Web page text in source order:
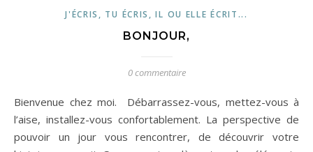
J'ÉCRIS, TU ÉCRIS, IL OU ELLE ÉCRIT...
BONJOUR,
0 commentaire
Bienvenue chez moi. Débarrassez-vous, mettez-vous à
l’aise, installez-vous confortablement. La perspective de
pouvoir un jour vous rencontrer, de découvrir votre